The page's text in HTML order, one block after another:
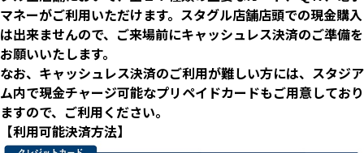
マネーがご利用いただけます。スタグル店舗店頭での現金購入
は出来ませんので、ご来場前にキャッシュレス決済のご準備を
お願いいたします。
なお、キャッシュレス決済のご利用が難しい方には、スタジア
ム内で現金チャージ可能なプリペイドカードもご用意しており
ますので、ご利用ください。
【利用可能決済方法】